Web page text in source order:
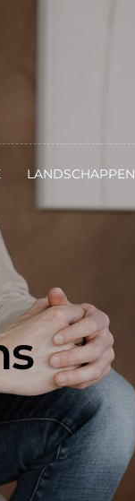
LANDSCHAPPEN